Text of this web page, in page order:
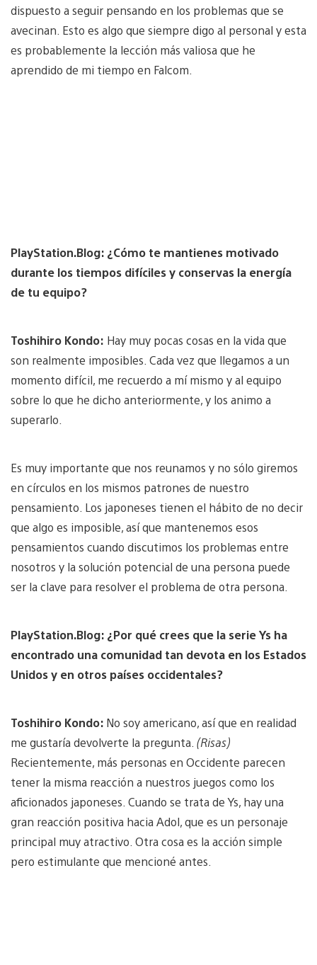
dispuesto a seguir pensando en los problemas que se
avecinan. Esto es algo que siempre digo al personal y esta
es probablemente la lección más valiosa que he
aprendido de mi tiempo en Falcom.
PlayStation.Blog: ¿Cómo te mantienes motivado
durante los tiempos difíciles y conservas la energía
de tu equipo?
Toshihiro Kondo: Hay muy pocas cosas en la vida que
son realmente imposibles. Cada vez que llegamos a un
momento difícil, me recuerdo a mí mismo y al equipo
sobre lo que he dicho anteriormente, y los animo a
superarlo.
Es muy importante que nos reunamos y no sólo giremos
en círculos en los mismos patrones de nuestro
pensamiento. Los japoneses tienen el hábito de no decir
que algo es imposible, así que mantenemos esos
pensamientos cuando discutimos los problemas entre
nosotros y la solución potencial de una persona puede
ser la clave para resolver el problema de otra persona.
PlayStation.Blog: ¿Por qué crees que la serie Ys ha
encontrado una comunidad tan devota en los Estados
Unidos y en otros países occidentales?
Toshihiro Kondo: No soy americano, así que en realidad
me gustaría devolverte la pregunta. (Risas)
Recientemente, más personas en Occidente parecen
tener la misma reacción a nuestros juegos como los
aficionados japoneses. Cuando se trata de Ys, hay una
gran reacción positiva hacia Adol, que es un personaje
principal muy atractivo. Otra cosa es la acción simple
pero estimulante que mencioné antes.